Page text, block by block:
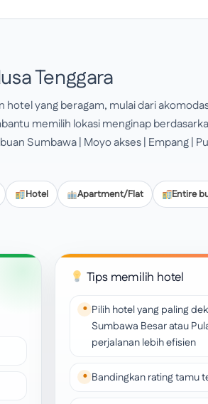
Tenggara
hotel yang beragam, mulai dari
memilih lokasi menginap
Sumbawa | Moyo akses | Empang |
Hotel Apartment/Flat Entire
Tips memilih hotel
Pilih hotel yang paling
Sumbawa Besar atau
perjalanan lebih efisien
Bandingkan rating tamu